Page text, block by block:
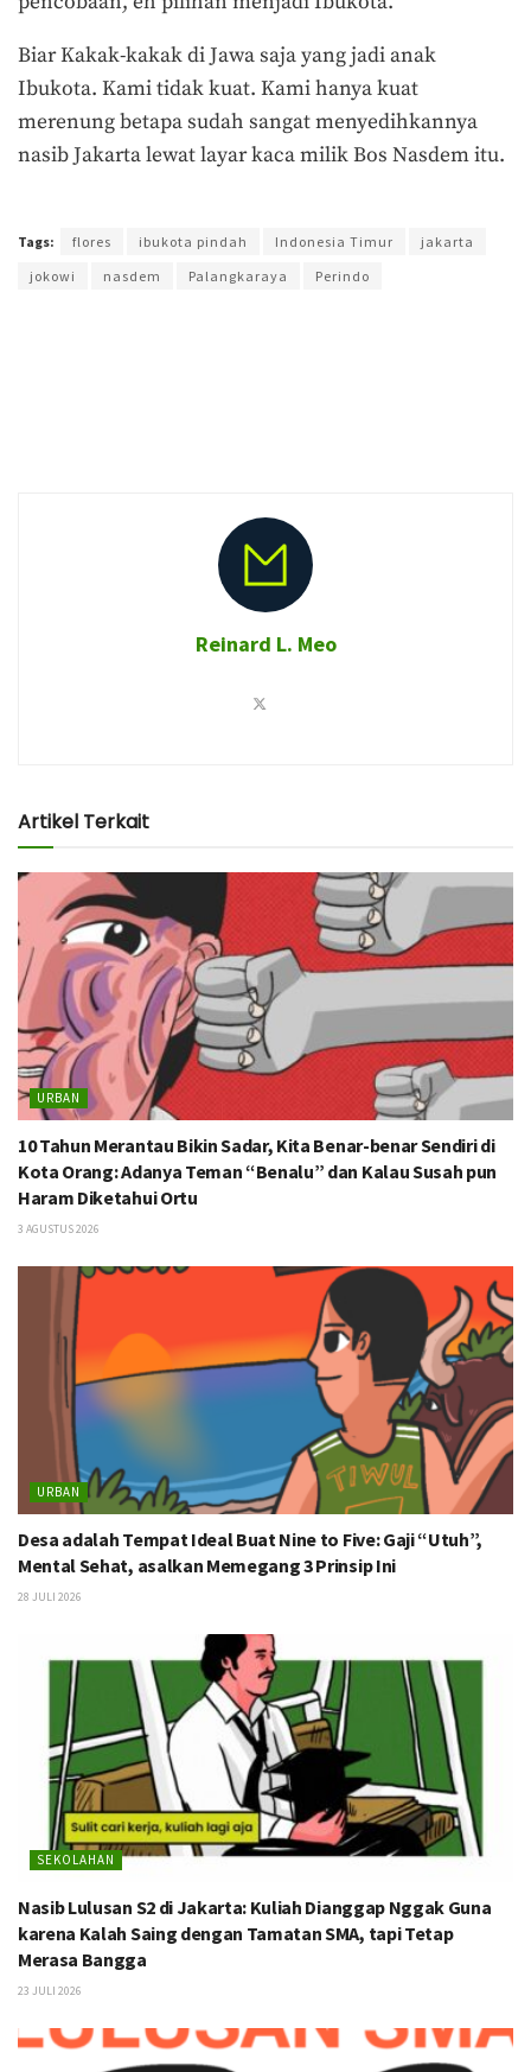
Biar Kakak-kakak di Jawa saja yang jadi anak
Ibukota. Kami tidak kuat. Kami hanya kuat
merenung betapa sudah sangat menyedihkannya
nasib Jakarta lewat layar kaca milik Bos Nasdem itu.
Tags: flores ibukota pindah Indonesia Timur
jakarta
jokowi
nasdem Palangkaraya Perindo
Reinard L. Meo
Artikel Terkait
URBAN
10 Tahun Merantau Bikin Sadar, Kita Benar-benar Sendiri di
Kota Orang: Adanya Teman “Benalu” dan Kalau Susah pun
Haram Diketahui Ortu
3 AGUSTUS 2026
URBAN
Desa adalah Tempat Ideal Buat Nine to Five: Gaji “Utuh”,
Mental Sehat, asalkan Memegang 3 Prinsip Ini
28 JULI 2026
SEKOLAHAN
Nasib Lulusan S2 di Jakarta: Kuliah Dianggap Nggak Guna
karena Kalah Saing dengan Tamatan SMA, tapi Tetap
Merasa Bangga
23 JULI 2026